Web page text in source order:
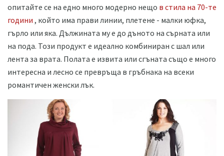
опитайте се на едно много модерно нещо в стила на 70-те
години , който има прави линии, плетене - малки юфка,
гърло или яка. Дължината му е до дъното на сърната или
на пода. Този продукт е идеално комбиниран с шал или
лента за врата. Полата е извита или сгъната също е много
интересна и лесно се превръща в гръбнака на всеки
романтичен женски лък.